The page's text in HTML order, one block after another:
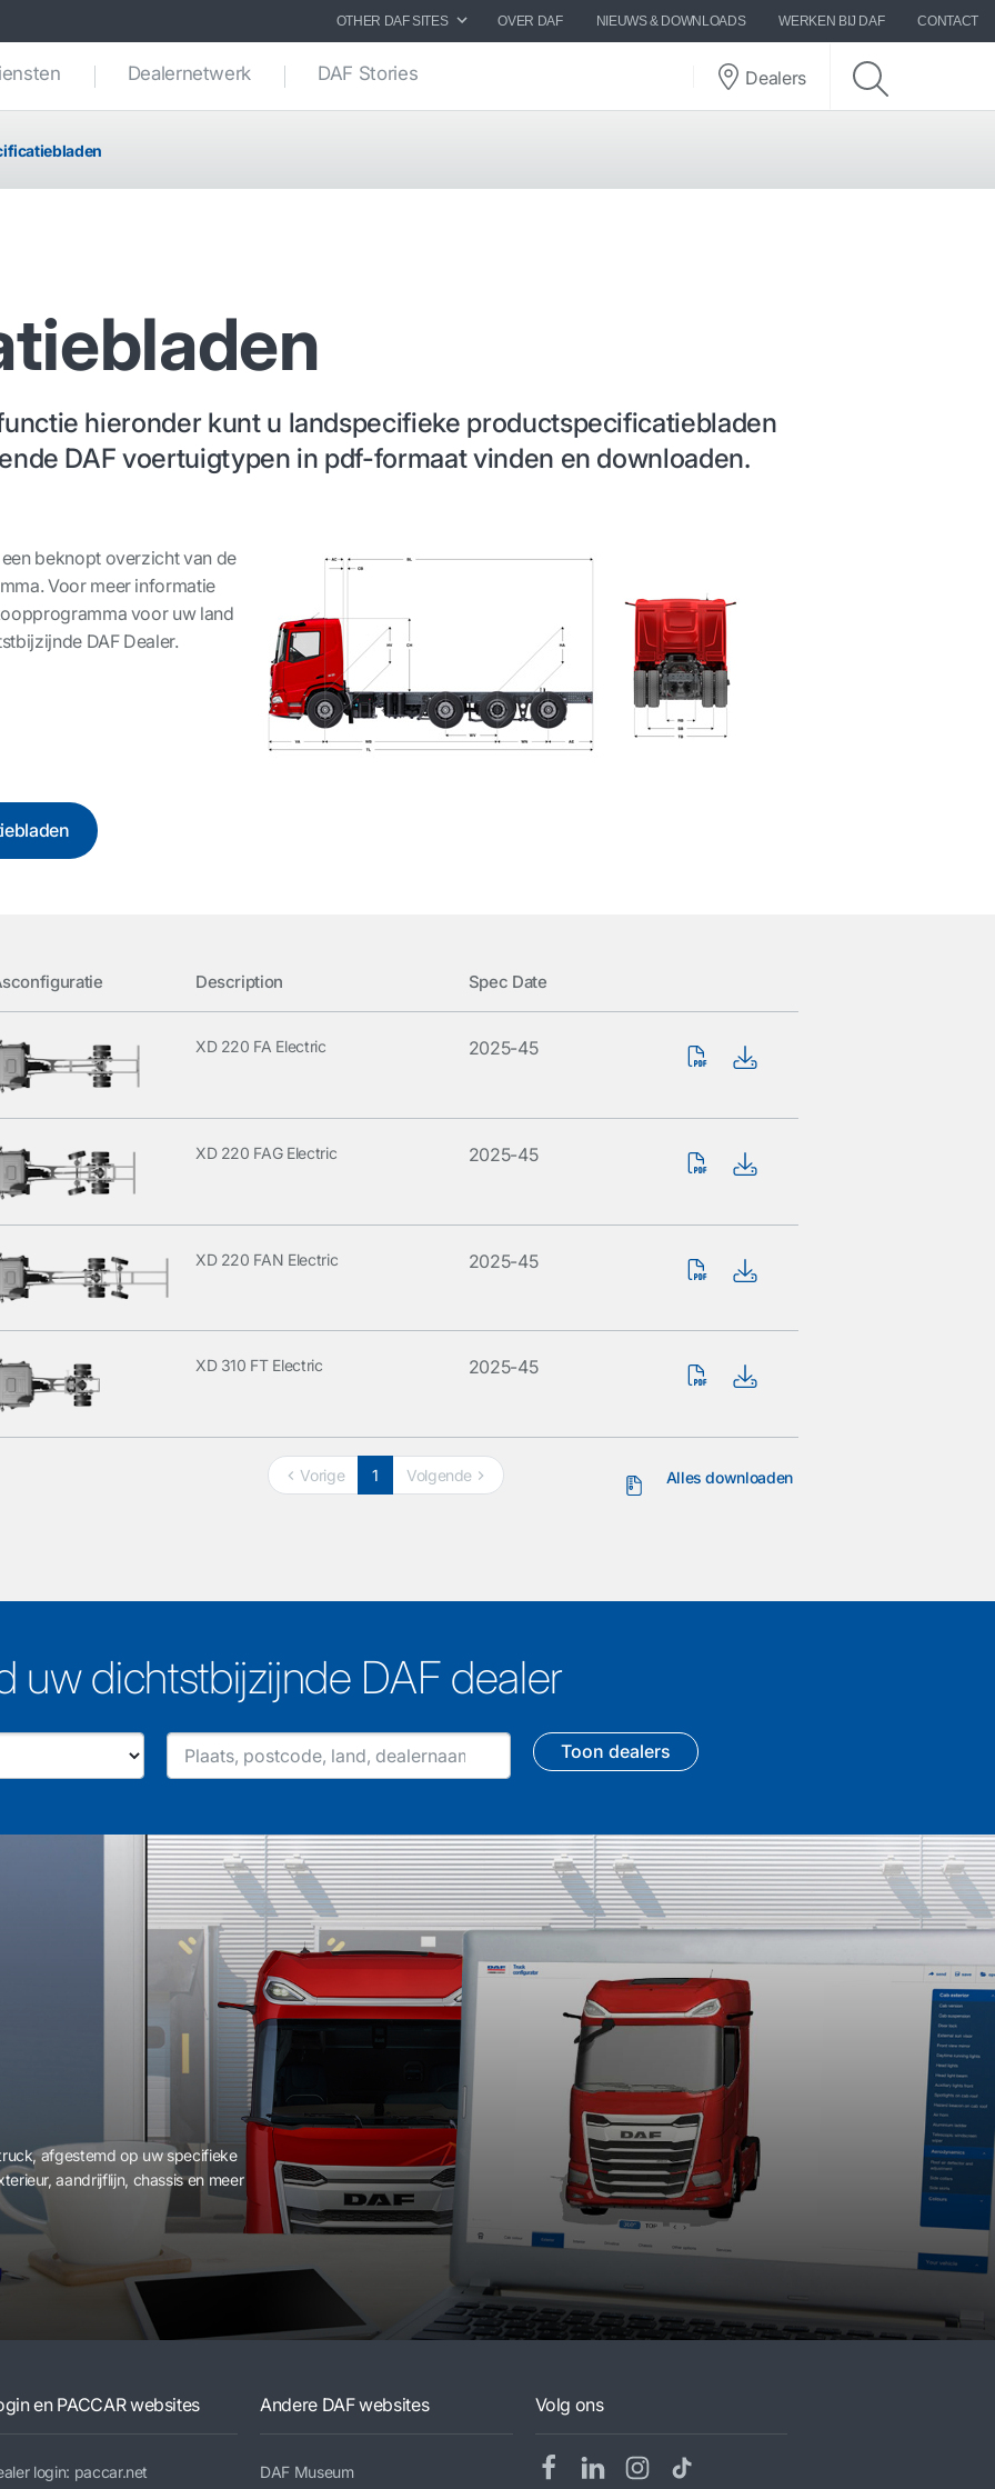
OTHER DAF SITES OVER DAF NIEUWS & DOWNLOADS WERKEN BIJ DAF CONTACT
Dealernetwerk DAF Stories Dealers
hieronder kunt u landspecifieke productspecificatiebladen
DAF voertuigtypen in pdf-formaat vinden en downloaden.
beknopt overzicht van de
Voor meer informatie
voor uw land
DAF Dealer.
Description Spec Date
XD 220 FA Electric 2025-45
XD 220 FAG Electric 2025-45
XD 220 FAN Electric 2025-45
XD 310 FT Electric 2025-45
Vorige 1 Volgende Alles downloaden
uw dichtstbijzijnde DAF dealer
Toon dealers
afgestemd op uw specifieke
aandrijflijn, chassis en meer
en PACCAR websites
login: paccar.net
Andere DAF websites
DAF Museum
Volg ons